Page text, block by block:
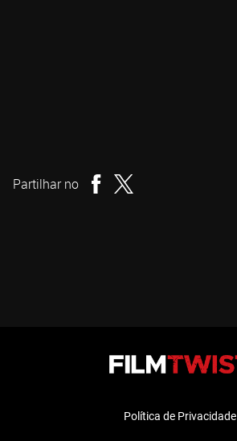
Partilhar no
Política de Privacidade